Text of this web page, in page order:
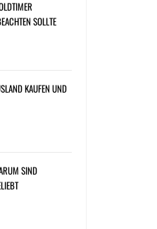
SOLLTE
KAUFEN UND
SIND